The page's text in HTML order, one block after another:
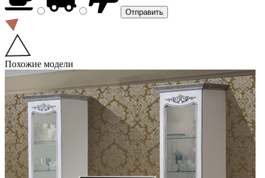
Похожие модели